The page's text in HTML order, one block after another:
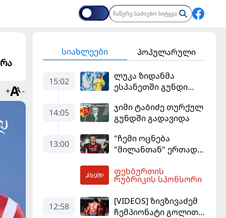
+ -
სიახლეები პოპულარული
15:02
ლუკა ზიდანმა
ესპანეთში გუნდი
14:05
ჯიმი ტაბიძე თურქულ
გუნდში გადავიდა
13:00
"ჩემი ოცნება
"მილანთან" ერთად
მოდრიჩმა
"როსონერიში" თავის
ფეხბურთის
რუბრიკის სპონსორი
12:58
[VIDEOS] ზივზივაძემ
ჩემპიონატი გოლით,